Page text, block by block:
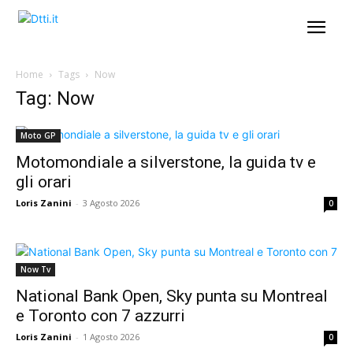
Home Tags Now
Tag: Now
Moto GP
Motomondiale a silverstone, la guida tv e
gli orari
Loris Zanini - 3 Agosto 2026 0
Now Tv
National Bank Open, Sky punta su Montreal
e Toronto con 7 azzurri
Loris Zanini - 1 Agosto 2026 0